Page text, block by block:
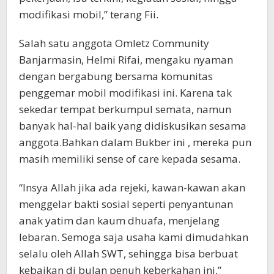
modifikasi mobil,” terang Fii.
Salah satu anggota Omletz Community
Banjarmasin, Helmi Rifai, mengaku nyaman
dengan bergabung bersama komunitas
penggemar mobil modifikasi ini. Karena tak
sekedar tempat berkumpul semata, namun
banyak hal-hal baik yang didiskusikan sesama
anggota.Bahkan dalam Bukber ini , mereka pun
masih memiliki sense of care kepada sesama.
“Insya Allah jika ada rejeki, kawan-kawan akan
menggelar bakti sosial seperti penyantunan
anak yatim dan kaum dhuafa, menjelang
lebaran. Semoga saja usaha kami dimudahkan
selalu oleh Allah SWT, sehingga bisa berbuat
kebaikan di bulan penuh keberkahan ini,”